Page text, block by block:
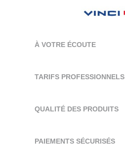
À VOTRE ÉCOUTE
TARIFS PROFESSIONNELS
QUALITÉ DES PRODUITS
PAIEMENTS SÉCURISÉS